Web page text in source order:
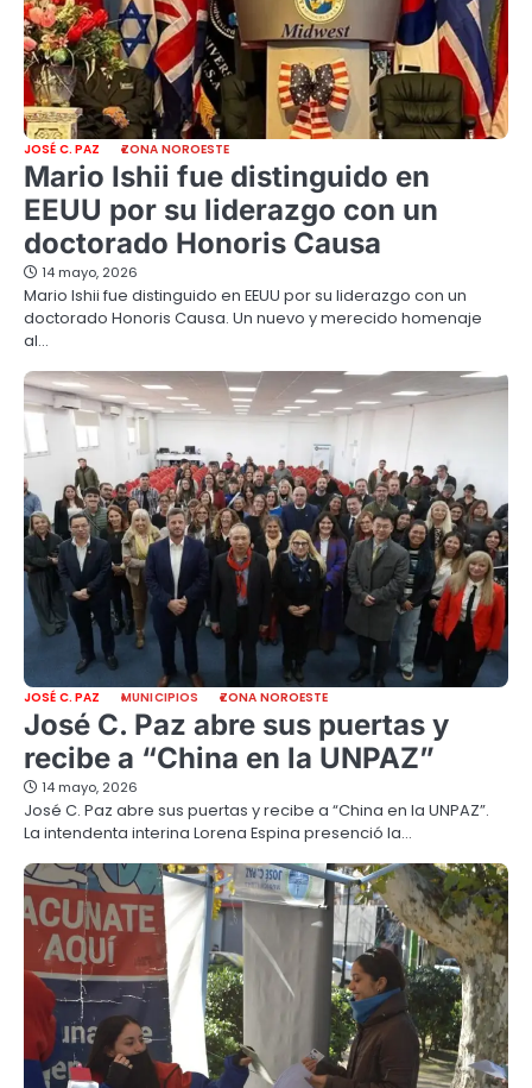
JOSÉ C. PAZ ZONA NOROESTE
Mario Ishii fue distinguido en
EEUU por su liderazgo con un
doctorado Honoris Causa
14 mayo, 2026
Mario Ishii fue distinguido en EEUU por su liderazgo con un
doctorado Honoris Causa. Un nuevo y merecido homenaje
al…
JOSÉ C. PAZ MUNICIPIOS ZONA NOROESTE
José C. Paz abre sus puertas y
recibe a “China en la UNPAZ”
14 mayo, 2026
José C. Paz abre sus puertas y recibe a “China en la UNPAZ”.
La intendenta interina Lorena Espina presenció la…